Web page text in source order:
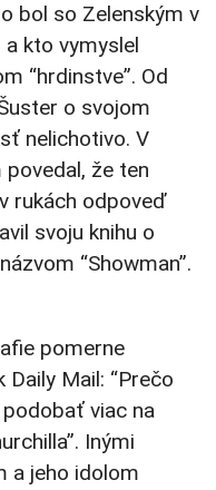
bol so Zelenským v
a kto vymyslel
“hrdinstve”. Od
o svojom
nelichotivo. V
že ten
rukách odpoveď
svoju knihu o
“Showman”.
pomerne
Mail: “Prečo
viac na
Inými
a jeho idolom